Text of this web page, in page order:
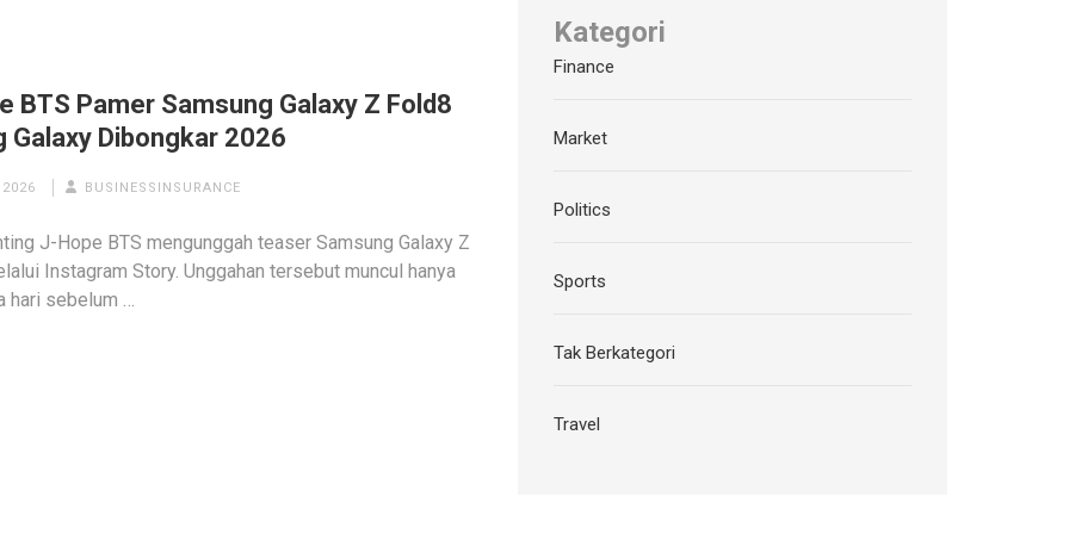
BTS Pamer Samsung Galaxy Z Fold8
Galaxy Dibongkar 2026
BUSINESSINSURANCE
J-Hope BTS mengunggah teaser Samsung Galaxy Z
Instagram Story. Unggahan tersebut muncul hanya
hari sebelum …
Kategori
Finance
Market
Politics
Sports
Tak Berkategori
Travel